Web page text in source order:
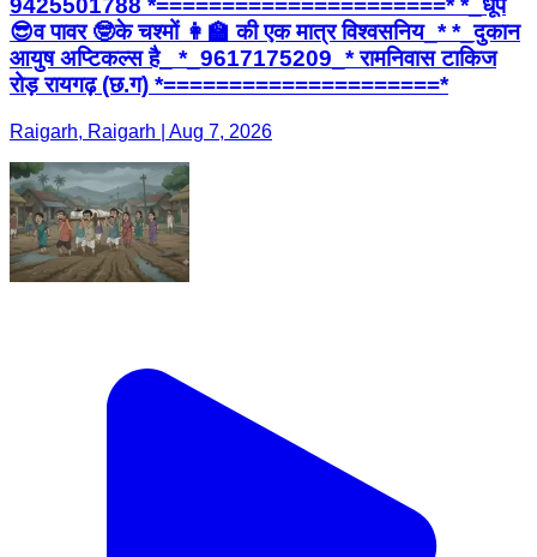
9425501788 *======================* *_धूप
😎व पावर 🤓के चश्मों 👩‍🏫 की एक मात्र विश्वसनिय_* *_दुकान
आयुष अप्टिकल्स है_ *_9617175209_* रामनिवास टाकिज
रोड़ रायगढ़ (छ.ग) *=====================*
Raigarh, Raigarh | Aug 7, 2026